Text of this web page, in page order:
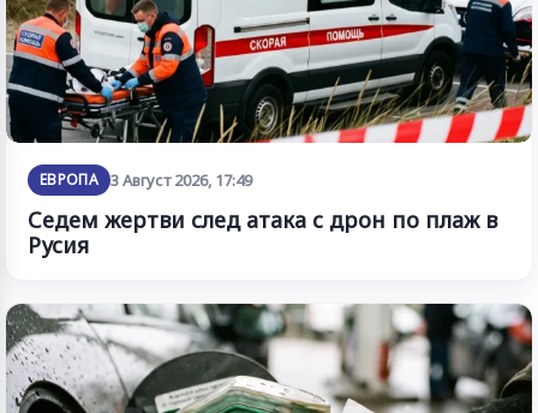
ЕВРОПА 3 Август 2026, 17:49
Седем жертви след атака с дрон по плаж в
Русия